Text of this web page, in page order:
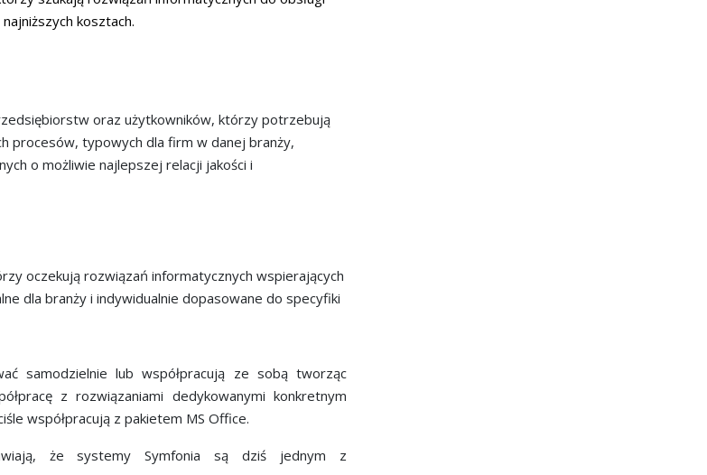
kosztach.
oraz użytkowników, którzy potrzebują
procesów, typowych dla firm w danej branży,
o możliwie najlepszej relacji jakości i
oczekują rozwiązań informatycznych wspierających
dla branży i indywidualnie dopasowane do specyfiki
samodzielnie lub współpracują ze sobą tworząc
z rozwiązaniami dedykowanymi konkretnym
współpracują z pakietem MS Office.
że systemy Symfonia są dziś jednym z